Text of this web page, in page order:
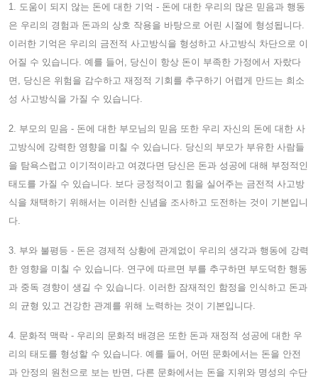
1. 도움이 되지 않는 돈에 대한 기억 - 돈에 대한 우리의 많은 믿음과 행동
은 우리의 경험과 돈과의 상호 작용을 바탕으로 어린 시절에 형성됩니다.
이러한 기억은 우리의 금전적 사고방식을 형성하고 사고방식 차단으로 이
어질 수 있습니다. 예를 들어, 당신이 항상 돈이 부족한 가정에서 자랐다
면, 당신은 위험을 감수하고 재정적 기회를 추구하기 어렵게 만드는 희소
성 사고방식을 가질 수 있습니다.
2. 부모의 믿음 - 돈에 대한 부모님의 믿음 또한 우리 자신의 돈에 대한 사
고방식에 강력한 영향을 미칠 수 있습니다. 당신의 부모가 부유한 사람들
을 탐욕스럽고 이기적이라고 여겼다면 당신은 돈과 성공에 대해 부정적인
태도를 가질 수 있습니다. 보다 긍정적이고 힘을 실어주는 금전적 사고방
식을 채택하기 위해서는 이러한 신념을 조사하고 도전하는 것이 기본입니
다.
3. 부와 불평등 - 돈은 경제적 상황에 관계없이 우리의 생각과 행동에 강력
한 영향을 미칠 수 있습니다. 연구에 따르면 부를 추구하면 부도덕한 행동
과 중독 경향이 생길 수 있습니다. 이러한 잠재적인 함정을 인식하고 돈과
의 균형 있고 건강한 관계를 위해 노력하는 것이 기본입니다.
4. 문화적 맥락 - 우리의 문화적 배경은 또한 돈과 재정적 성공에 대한 우
리의 태도를 형성할 수 있습니다. 예를 들어, 어떤 문화에서는 돈을 안전
과 안정의 원천으로 보는 반면, 다른 문화에서는 돈을 지위와 명성의 수단